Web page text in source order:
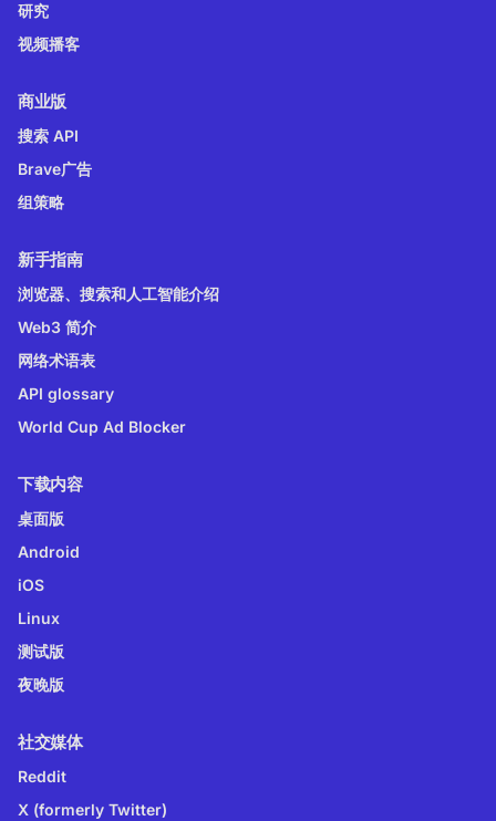
研究
视频播客
商业版
搜索 API
Brave广告
组策略
新手指南
浏览器、搜索和人工智能介绍
Web3 简介
网络术语表
API glossary
World Cup Ad Blocker
下载内容
桌面版
Android
iOS
Linux
测试版
夜晚版
社交媒体
Reddit
X (formerly Twitter)